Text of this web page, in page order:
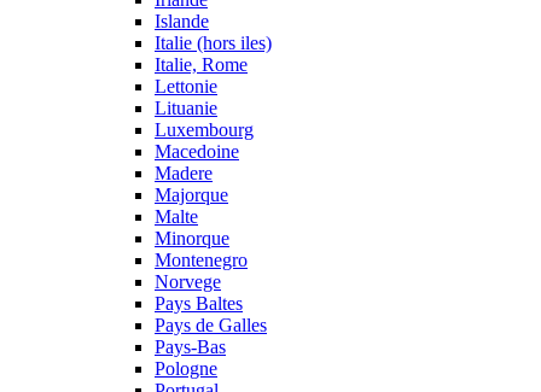
Islande
Italie (hors iles)
Italie, Rome
Lettonie
Lituanie
Luxembourg
Macedoine
Madere
Majorque
Malte
Minorque
Montenegro
Norvege
Pays Baltes
Pays de Galles
Pays-Bas
Pologne